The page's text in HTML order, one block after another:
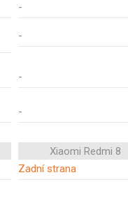
-
-
-
-
Xiaomi Redmi 8
Zadní strana